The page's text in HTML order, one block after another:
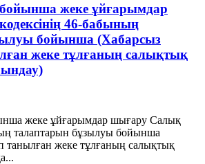
бойынша жеке ұйғарымдар
46-бабының
бойынша (Хабарсыз
жеке тұлғаның салықтық
жеке ұйғарымдар шығару Салық
талаптарын бұзылуы бойынша
танылған жеке тұлғаның салықтық